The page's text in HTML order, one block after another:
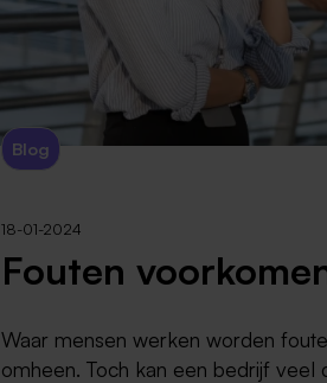
Zuid-Limburg
Heerlen
Weert
Kerkrade
Blog
18-01-2024
Fouten
Waar mensen werken worden
omheen. Toch kan een bedrijf